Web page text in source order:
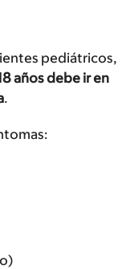
pediátricos,
años debe ir en
.